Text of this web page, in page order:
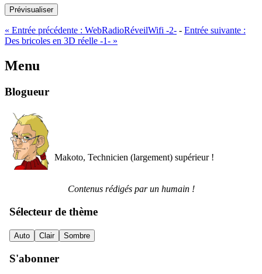
Prévisualiser
« Entrée précédente : WebRadioRéveilWifi -2- - Entrée suivante :
Des bricoles en 3D réelle -1- »
Menu
Blogueur
Makoto, Technicien (largement) supérieur !
Contenus rédigés par un humain !
Sélecteur de thème
Auto Clair Sombre
S'abonner